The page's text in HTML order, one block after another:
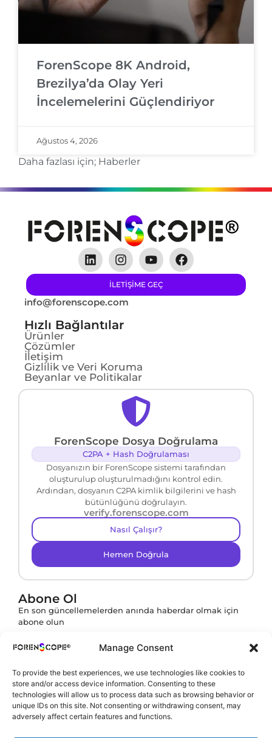
Manage Consent
To provide the best experiences, we use technologies like cookies to
store and/or access device information. Consenting to these
technologies will allow us to process data such as browsing behavior or
unique IDs on this site. Not consenting or withdrawing consent, may
adversely affect certain features and functions.
ForenScope 8K Android,
Brezilya’da Olay Yeri
İncelemelerini Güçlendiriyor
Ağustos 4, 2026
Daha fazlası için; Haberler
ILETIŞIME GEÇ
info@forenscope.com
Hızlı Bağlantılar
Ürünler
Çözümler
İletişim
Gizlilik ve Veri Koruma
Beyanlar ve Politikalar
ForenScope Dosya Doğrulama
C2PA + Hash Doğrulaması
Dosyanızın bir ForenScope sistemi tarafından
oluşturulup oluşturulmadığını kontrol edin.
Ardından, dosyanın C2PA kimlik bilgilerini ve hash
bütünlüğünü doğrulayın.
verify.forenscope.com
Nasıl Çalışır?
Hemen Doğrula
Abone Ol
En son güncellemelerden anında haberdar olmak için
abone olun
Abone ol butonuna tıklayarakKVKK Politikamızı
onaylamış olursunuz.